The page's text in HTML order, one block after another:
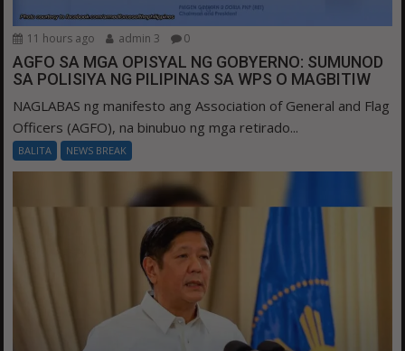
11 hours ago admin 3 0
AGFO SA MGA OPISYAL NG GOBYERNO: SUMUNOD
SA POLISIYA NG PILIPINAS SA WPS O MAGBITIW
NAGLABAS ng manifesto ang Association of General and Flag
Officers (AGFO), na binubuo ng mga retirado...
BALITA NEWS BREAK